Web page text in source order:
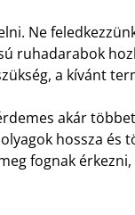
Ne
ruhadarabok
a kívánt
akár
hossza és
fognak